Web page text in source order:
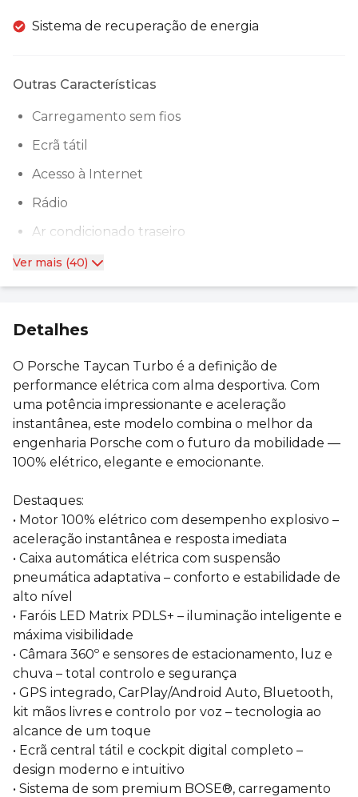
Sistema de recuperação de energia
Outras Características
Carregamento sem fios
Ecrã tátil
Acesso à Internet
Rádio
Ar condicionado traseiro
Ver mais (40)
Detalhes
O Porsche Taycan Turbo é a definição de
performance elétrica com alma desportiva. Com
uma potência impressionante e aceleração
instantânea, este modelo combina o melhor da
engenharia Porsche com o futuro da mobilidade —
100% elétrico, elegante e emocionante.
Destaques:
• Motor 100% elétrico com desempenho explosivo –
aceleração instantânea e resposta imediata
• Caixa automática elétrica com suspensão
pneumática adaptativa – conforto e estabilidade de
alto nível
• Faróis LED Matrix PDLS+ – iluminação inteligente e
máxima visibilidade
• Câmara 360º e sensores de estacionamento, luz e
chuva – total controlo e segurança
• GPS integrado, CarPlay/Android Auto, Bluetooth,
kit mãos livres e controlo por voz – tecnologia ao
alcance de um toque
• Ecrã central tátil e cockpit digital completo –
design moderno e intuitivo
• Sistema de som premium BOSE®, carregamento